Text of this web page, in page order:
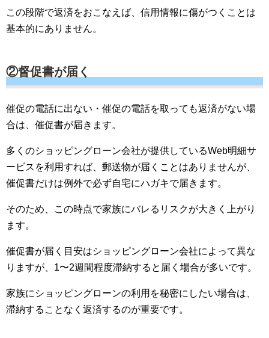
この段階で返済をおこなえば、信用情報に傷がつくことは
基本的にありません。
②督促書が届く
催促の電話に出ない・催促の電話を取っても返済がない場
合は、催促書が届きます。
多くのショッピングローン会社が提供しているWeb明細サ
ービスを利用すれば、郵送物が届くことはありませんが、
催促書だけは例外で必ず自宅にハガキで届きます。
そのため、この時点で家族にバレるリスクが大きく上がり
ます。
催促書が届く目安はショッピングローン会社によって異な
りますが、1〜2週間程度滞納すると届く場合が多いです。
家族にショッピングローンの利用を秘密にしたい場合は、
滞納することなく返済するのが重要です。